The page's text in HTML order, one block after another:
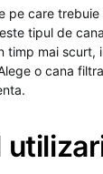
pe care
tipul de
timp mai
o cana